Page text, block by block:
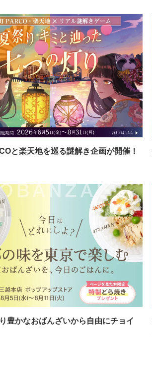
と楽天地を巡る謎解き企画が開催！
豊かなおばんざいから自由にチョイ